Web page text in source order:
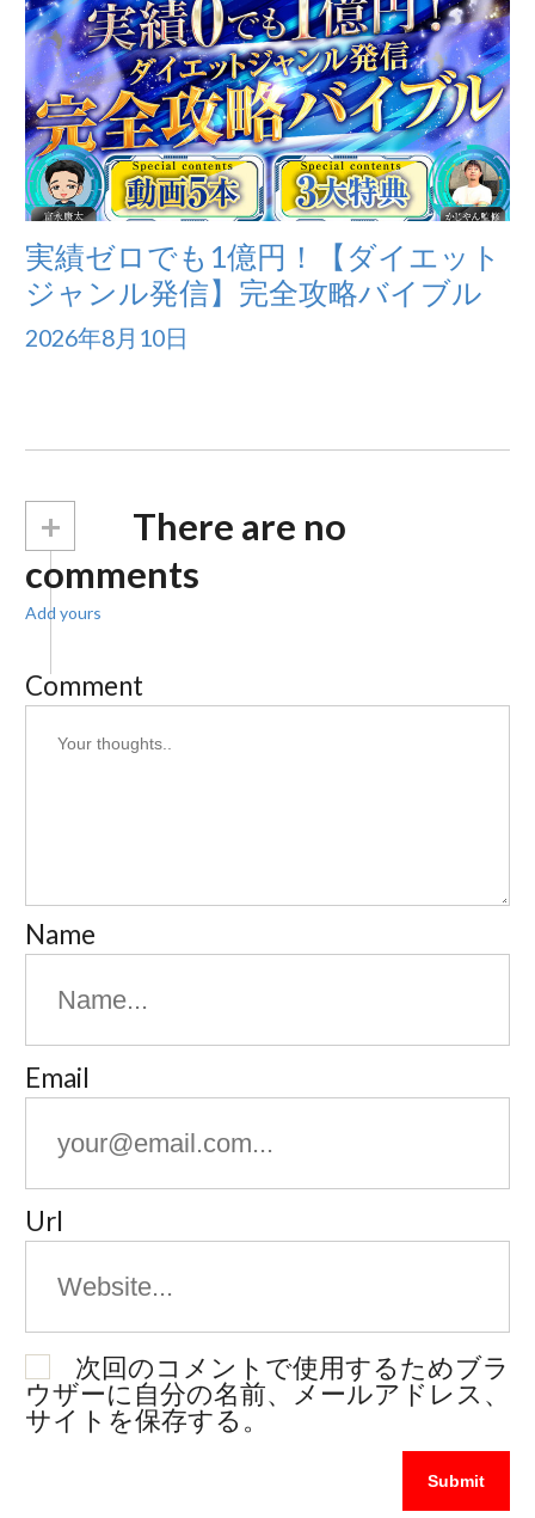
実績ゼロでも1億円！【ダイエット
ジャンル発信】完全攻略バイブル
2026年8月10日
+
There are no
comments
Add yours
Comment
Name
Email
Url
次回のコメントで使用するためブラ
ウザーに自分の名前、メールアドレス、
サイトを保存する。